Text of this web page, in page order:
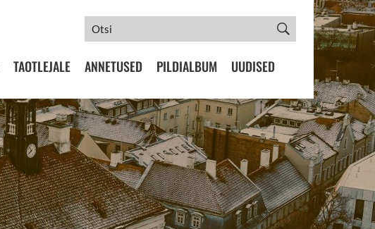
TAOTLEJALE ANNETUSED PILDIALBUM UUDISED